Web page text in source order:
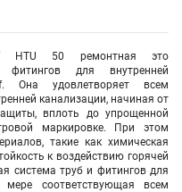
HTU 50 ремонтная это
фитингов для внутренней
Она удовлетворяет всем
канализации, начиная от
вплоть до упрощенной
маркировке. При этом
такие как химическая
к воздействию горячей
система труб и фитингов для
соответствующая всем